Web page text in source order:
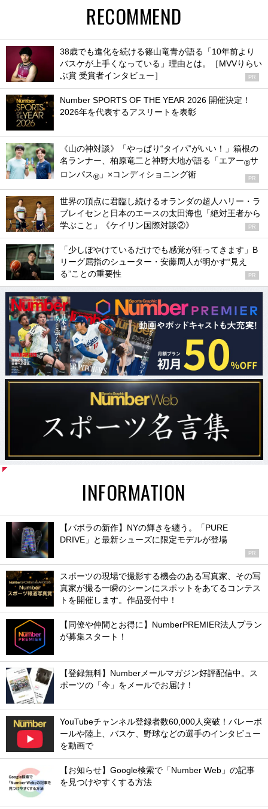
RECOMMEND
38歳でも進化を続ける篠山竜青が語る「10年前より
バスケが上手くなっている」理由とは。［MVVりらい
ぶ賞 受賞者インタビュー］
PR
Number SPORTS OF THE YEAR 2026 開催決定！
2026年を代表するアスリートを表彰
《山の神対談》「やっぱり“タイパ”がいい！」箱根の
名ランナー、柏原竜二と神野大地が語る「エアー®サ
ロンパス® 」×コンディショニング術 PR
世界の頂点に君臨し続けるオランダの超人ハリー・ラ
ブレイセンと日本のエースの太田海也「絶対王者から
学ぶこと」《ケイリン国際対談②》
PR
「少しぼやけているだけでも感覚が狂ってきます」B
リーグ屈指のシューター・安藤周人が明かす“見え
る”ことの重要性
PR
INFORMATION
【バボラの新作】NYの輝きを纏う。「PURE
DRIVE」と最新シューズに限定モデルが登場
PR
スポーツの現場で撮影する機会のある写真家、その写
真家が撮る一瞬のシーンにスポットをあてるコンテス
トを開催します。作品受付中！
【同僚や仲間とお得に】NumberPREMIER法人プラン
が募集スタート！
【登録無料】Numberメールマガジン好評配信中。ス
ポーツの「今」をメールでお届け！
YouTubeチャンネル登録者数60,000人突破！バレーボ
ールや陸上、バスケ、野球などの選手のインタビュー
を動画で
【お知らせ】Google検索で「Number Web」の記事
を見つけやすくする方法